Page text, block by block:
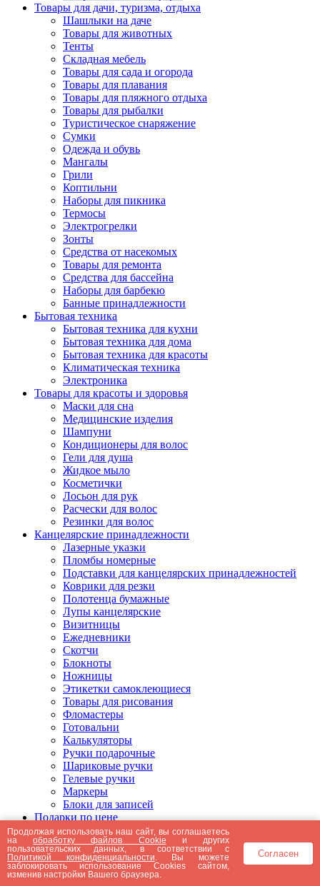
Товары для дачи, туризма, отдыха
Шашлыки на даче
Товары для животных
Тенты
Складная мебель
Товары для сада и огорода
Товары для плавания
Товары для пляжного отдыха
Товары для рыбалки
Туристическое снаряжение
Сумки
Одежда и обувь
Мангалы
Грили
Коптильни
Наборы для пикника
Термосы
Электрогрелки
Зонты
Средства от насекомых
Товары для ремонта
Средства для бассейна
Наборы для барбекю
Банные принадлежности
Бытовая техника
Бытовая техника для кухни
Бытовая техника для дома
Бытовая техника для красоты
Климатическая техника
Электроника
Товары для красоты и здоровья
Маски для сна
Медицинские изделия
Шампуни
Кондиционеры для волос
Гели для душа
Жидкое мыло
Косметички
Лосьон для рук
Расчески для волос
Резинки для волос
Канцелярские принадлежности
Лазерные указки
Пломбы номерные
Подставки для канцелярских принадлежностей
Коврики для резки
Полотенца бумажные
Лупы канцелярские
Визитницы
Ежедневники
Скотчи
Блокноты
Ножницы
Этикетки самоклеющиеся
Товары для рисования
Фломастеры
Готовальни
Калькуляторы
Ручки подарочные
Шариковые ручки
Гелевые ручки
Маркеры
Блоки для записей
Подарки по цене
Подарки от 5000 рублей
Подарки до 5000 рублей
Подарки до 3000 рублей
Подарки до 2000 рублей
Подарки до 1000 рублей
Продолжая использовать наш сайт, вы соглашаетесь
наобработку файлов Cookie и других
пользовательских данных, в соответствии с
Политикой конфиденциальности . Вы можете
заблокировать использование Cookies сайтом,
изменив настройки Вашего браузера.
Согласен